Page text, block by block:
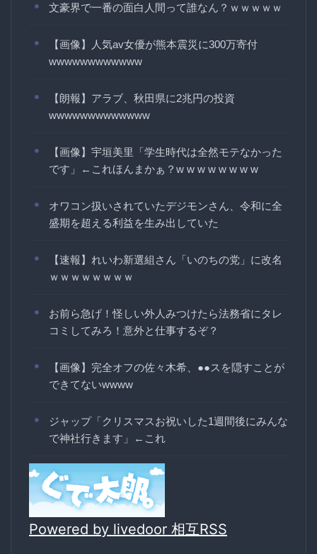
文豪界で一番の面白人間って誰なん？ｗｗｗｗｗ
【画像】人気av女優が熊本震災に300万寄付
wwwwwwwwwwww
【朗報】アラブ、秋田県に2兆円の投資
wwwwwwwwwwwww
【画像】宇垣美里「学生時代は全然モテなかった
です」←これほんまかぁ？w w w w w w w w
オワコン扱いされていたデジモンさん、令和に全
盛期を超える利益を生み出していた
【速報】れいわ新選組さん「いのちの党」に改名
ｗｗｗｗｗｗｗｗ
お前ら急げ！怪しい外人みつけたら法務省にタレ
コミしてみろ！意外と仕事するぞ？
【画像】完全オフの佐々木希、●●スを隠すことが
できてないwwww
ジャップ「クリスマスお祝いした1週間後にみんな
で神社行きます」←これ
Powered by livedoor 相互RSS